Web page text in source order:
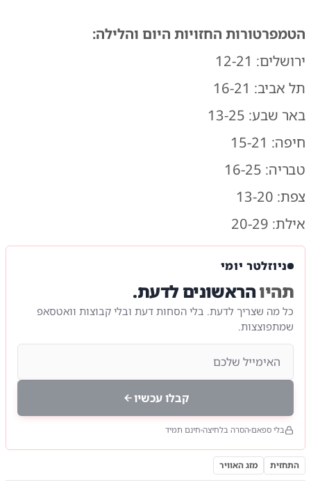
הטמפרטורות החזויות היום והלילה:
ירושלים: 12-21
תל אביב: 16-21
באר שבע: 13-25
חיפה: 15-21
טבריה: 16-25
צפת: 13-20
אילת: 20-29
ניוזלטר יומי
תהיוהראשונים לדעת.
כל מה שצריך לדעת. בלי הסחות דעת ובלי קבוצות וואטסאפ
שמתפוצצות.
קבלו עכשיו
בלי ספאם הסרה בלחיצה חינם תמיד
התחזית מזג האוויר